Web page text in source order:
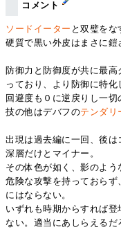
コメント
ソードイーター と双璧をな
硬質で黒い外皮はまさに鎧
防御力と防御度が共に最
っており、より防御に特化
回避度も０に逆戻りし一
技の他はデバフのテンダリ
出現は過去編に一回、後は
深層だけとマイナー。
その体色が如く、影のよう
危険な攻撃を持っておら
にはならない。
いずれも時期からすれば
ない。適当にあしらえるだ